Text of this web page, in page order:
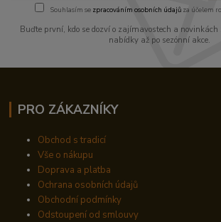
Souhlasím se zpracováním osobních údajůza účelem
Buďte první, kdo se dozví o zajímavostech a novinkách
nabídky až po sezónní akce.
PRO ZÁKAZNÍKY
Obchod s tradicí
Vše o nákupu
Doprava a platba
Ochrana osobních údajů
Obchodní podmínky
Odstoupení od smlouvy